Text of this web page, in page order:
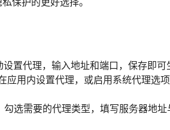
置代理，输入地址和端口，保存即可
应用内设置代理，或启用系统代理选
选需要的代理类型，填写服务器地